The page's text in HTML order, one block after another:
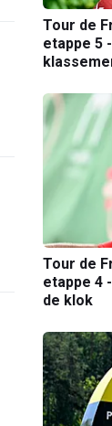
Tour de
etappe 5
Tour de
etappe 4
de klok